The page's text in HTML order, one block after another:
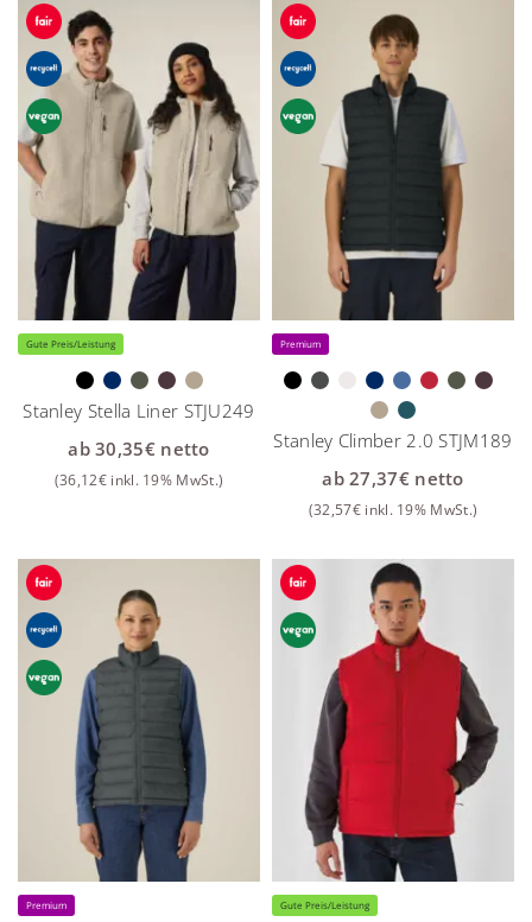
Gute Preis/Leistung
Stanley Stella Liner STJU249
ab30,35€netto
(36,12€ inkl. 19% MwSt.)
Premium
Stanley Climber 2.0 STJM189
ab27,37€netto
(32,57€ inkl. 19% MwSt.)
Premium Gute Preis/Leistung